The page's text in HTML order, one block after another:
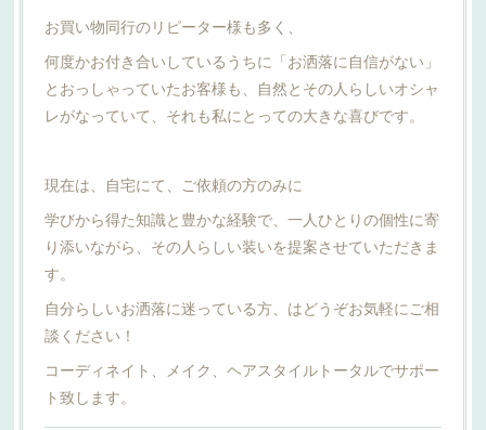
お買い物同行のリピーター様も多く、
何度かお付き合いしているうちに「お洒落に自信がない」
とおっしゃっていたお客様も、自然とその人らしいオシャ
レがなっていて、それも私にとっての大きな喜びです。
現在は、自宅にて、ご依頼の方のみに
学びから得た知識と豊かな経験で、一人ひとりの個性に寄
り添いながら、その人らしい装いを提案させていただきま
す。
自分らしいお洒落に迷っている方、はどうぞお気軽にご相
談ください！
コーディネイト、メイク、ヘアスタイルトータルでサポー
ト致します。